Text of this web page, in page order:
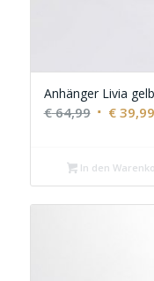
Anhänger Livia
€64,99
€ 64,99
€39,99
In den